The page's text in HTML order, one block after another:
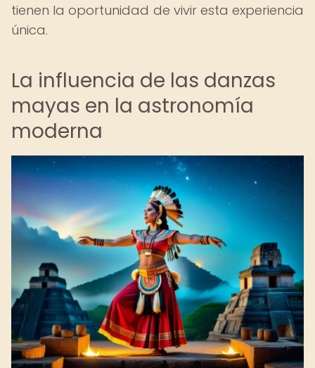
tienen la oportunidad de vivir esta experiencia
única.
La influencia de las danzas
mayas en la astronomía
moderna